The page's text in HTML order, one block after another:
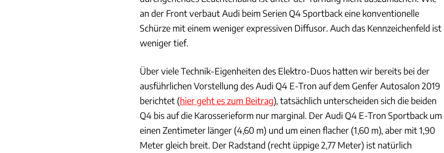
an der Front verbaut Audi beim Serien Q4 Sportback eine konventionelle
Schürze mit einem weniger expressiven Diffusor. Auch das Kennzeichenfeld ist
weniger tief.
Über viele Technik-Eigenheiten des Elektro-Duos hatten wir bereits bei der
ausführlichen Vorstellung des Audi Q4 E-Tron auf dem Genfer Autosalon 2019
berichtet (hier geht es zum Beitrag), tatsächlich unterscheiden sich die beiden
Q4 bis auf die Karosserieform nur marginal. Der Audi Q4 E-Tron Sportback um
einen Zentimeter länger (4,60 m) und um einen flacher (1,60 m), aber mit 1,90
Meter gleich breit. Der Radstand (recht üppige 2,77 Meter) ist natürlich